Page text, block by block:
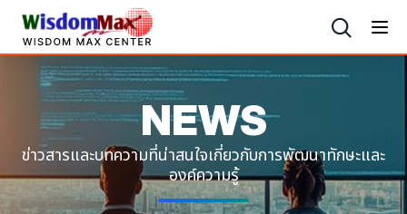
NEWS
ข่าวสารและบทความที่น่าสนใจเกี่ยวกับการพัฒนาทักษะและ
องค์ความรู้